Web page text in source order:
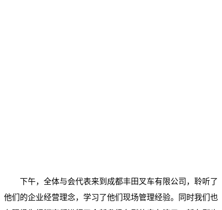
下午，全体与会代表来到成都丰田叉车有限公司，聆听了
他们的企业经营理念，学习了他们现场管理经验。同时我们也